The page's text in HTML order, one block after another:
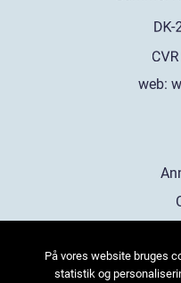
web:
På vores website bruges
statistik og